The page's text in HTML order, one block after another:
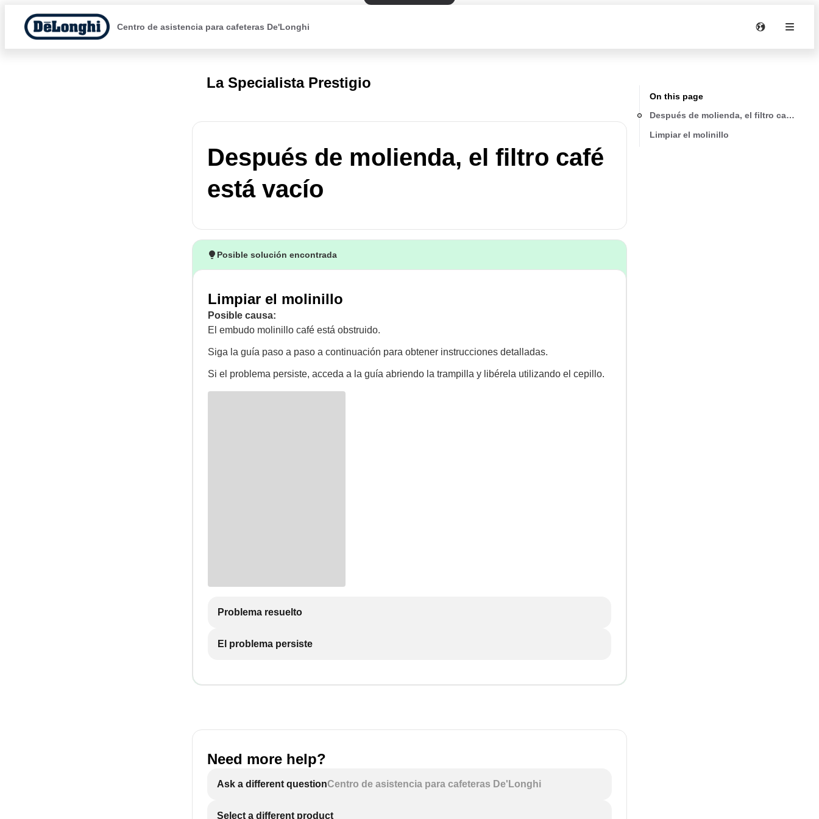
Centro de asistencia para cafeteras De'Longhi
La Specialista Prestigio
Después de molienda, el filtro café
está vacío
Posible solución encontrada
Limpiar el molinillo
Posible causa:
El embudo molinillo café está obstruido.
Siga la guía paso a paso a continuación para obtener instrucciones detalladas.
Si el problema persiste, acceda a la guía abriendo la trampilla y libérela utilizando el cepillo.
Problema resuelto
El problema persiste
Need more help?
Ask a different questionCentro de asistencia para cafeteras De'Longhi
Select a different product
On this page
Después de molienda, el filtro café está
Limpiar el molinillo